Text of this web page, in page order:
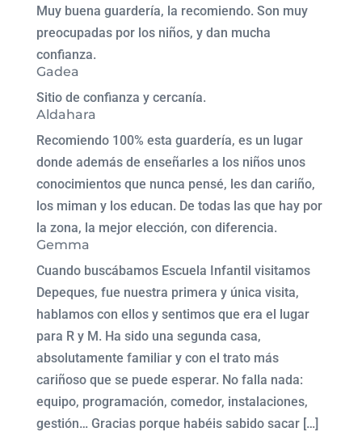
Muy buena guardería, la recomiendo. Son muy
preocupadas por los niños, y dan mucha
confianza.
Gadea
Sitio de confianza y cercanía.
Aldahara
Recomiendo 100% esta guardería, es un lugar
donde además de enseñarles a los niños unos
conocimientos que nunca pensé, les dan cariño,
los miman y los educan. De todas las que hay por
la zona, la mejor elección, con diferencia.
Gemma
Cuando buscábamos Escuela Infantil visitamos
Depeques, fue nuestra primera y única visita,
hablamos con ellos y sentimos que era el lugar
para R y M. Ha sido una segunda casa,
absolutamente familiar y con el trato más
cariñoso que se puede esperar. No falla nada:
equipo, programación, comedor, instalaciones,
gestión… Gracias porque habéis sabido sacar […]